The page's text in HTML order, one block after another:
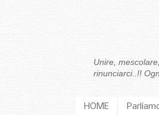
Unire,
rinunciarci..!!
HOME